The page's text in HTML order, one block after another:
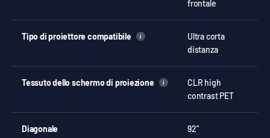
frontale
Tipo di proiettore compatibile i
Ultra corta
distanza
Tessuto dello schermo di proiezione i
CLR high
contrast PET
Diagonale 92"